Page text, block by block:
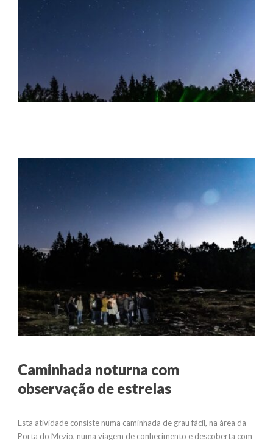
Caminhada noturna com
observação de estrelas
Esta atividade consiste numa caminhada de grau fácil, na área da
Porta do Mezio, numa viagem de conhecimento e descoberta com